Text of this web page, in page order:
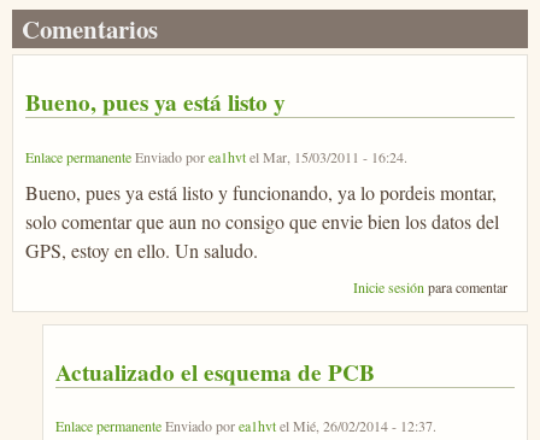
Comentarios
Bueno, pues ya está listo y
Enlace permanenteEnviado porea1hvtelMar, 15/03/2011 - 16:24.
Bueno, pues ya está listo y funcionando, ya lo pordeis montar,
solo comentar que aun no consigo que envie bien los datos del
GPS, estoy en ello. Un saludo.
Inicie sesión para comentar
Actualizado el esquema de PCB
Enlace permanenteEnviado porea1hvtelMié, 26/02/2014 - 12:37.